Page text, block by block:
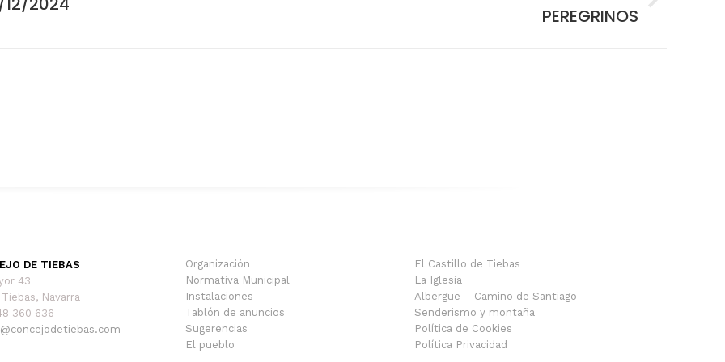
PEREGRINOS
DE TIEBAS
43
Tiebas, Navarra
360 636
Organización
Normativa Municipal
Instalaciones
Tablón de anuncios
Sugerencias
El pueblo
El Castillo de Tiebas
La Iglesia
Albergue – Camino de Santiago
Senderismo y montaña
Política de Cookies
Política Privacidad